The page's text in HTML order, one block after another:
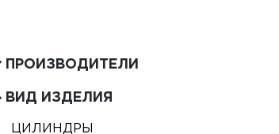
ПРОИЗВОДИТЕЛИ
ВИД ИЗДЕЛИЯ
ЦИЛИНДРЫ